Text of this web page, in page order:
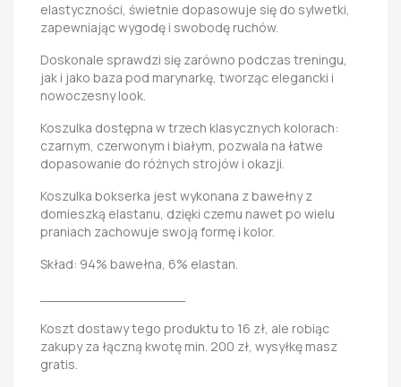
elastyczności, świetnie dopasowuje się do sylwetki,
zapewniając wygodę i swobodę ruchów.
Doskonale sprawdzi się zarówno podczas treningu,
jak i jako baza pod marynarkę, tworząc elegancki i
nowoczesny look.
Koszulka dostępna w trzech klasycznych kolorach:
czarnym, czerwonym i białym, pozwala na łatwe
dopasowanie do różnych strojów i okazji.
Koszulka bokserka jest wykonana z bawełny z
domieszką elastanu, dzięki czemu nawet po wielu
praniach zachowuje swoją formę i kolor.
Skład: 94% bawełna, 6% elastan.
Koszt dostawy tego produktu to 16 zł, ale robiąc
zakupy za łączną kwotę min. 200 zł, wysyłkę masz
gratis.